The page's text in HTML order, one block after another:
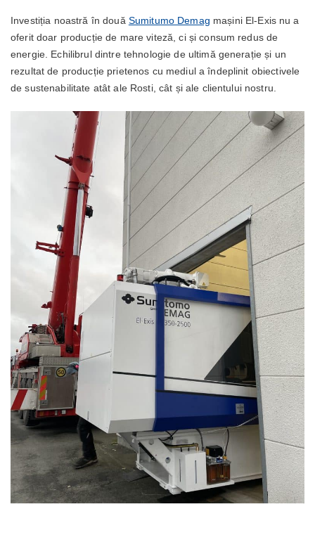
Investiția noastră în două Sumitumo Demag mașini El-Exis nu a
oferit doar producție de mare viteză, ci și consum redus de
energie. Echilibrul dintre tehnologie de ultimă generație și un
rezultat de producție prietenos cu mediul a îndeplinit obiectivele
de sustenabilitate atât ale Rosti, cât și ale clientului nostru.